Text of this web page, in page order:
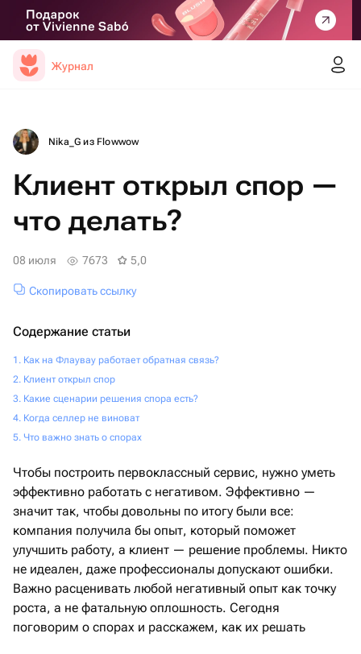
Журнал
Nika_G из Flowwow
Клиент открыл спор —
что делать?
08 июля 7673 5,0
Скопировать ссылку
Содержание статьи
Как на Флаувау работает обратная связь?
Клиент открыл спор
Какие сценарии решения спора есть?
Когда селлер не виноват
Что важно знать о спорах
Чтобы построить первоклассный сервис, нужно уметь
эффективно работать с негативом. Эффективно —
значит так, чтобы довольны по итогу были все:
компания получила бы опыт, который поможет
улучшить работу, а клиент — решение проблемы. Никто
не идеален, даже профессионалы допускают ошибки.
Важно расценивать любой негативный опыт как точку
роста, а не фатальную оплошность. Сегодня
поговорим о спорах и расскажем, как их решать